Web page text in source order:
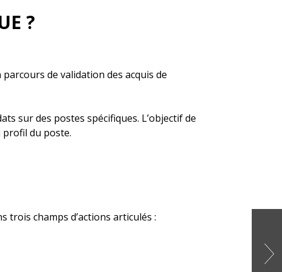
?
de validation des acquis de
sur des postes spécifiques. L’objectif de
profil du poste.
trois champs d’actions articulés :